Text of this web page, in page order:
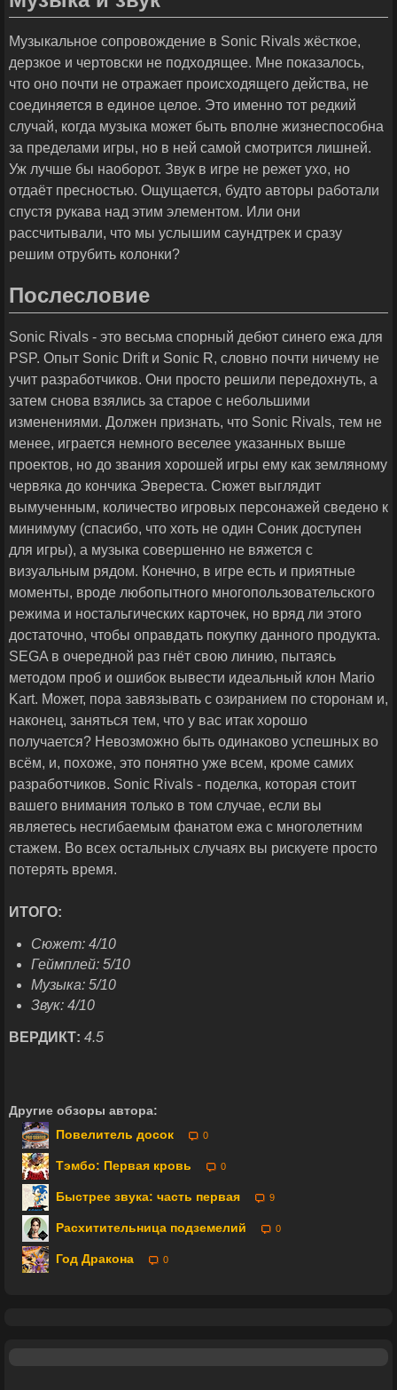
Музыкальное сопровождение в Sonic Rivals жёсткое,
дерзкое и чертовски не подходящее. Мне показалось,
что оно почти не отражает происходящего действа, не
соединяется в единое целое. Это именно тот редкий
случай, когда музыка может быть вполне жизнеспособна
за пределами игры, но в ней самой смотрится лишней.
Уж лучше бы наоборот. Звук в игре не режет ухо, но
отдаёт пресностью. Ощущается, будто авторы работали
спустя рукава над этим элементом. Или они
рассчитывали, что мы услышим саундтрек и сразу
решим отрубить колонки?
Послесловие
Sonic Rivals - это весьма спорный дебют синего ежа для
PSP. Опыт Sonic Drift и Sonic R, словно почти ничему не
учит разработчиков. Они просто решили передохнуть, а
затем снова взялись за старое с небольшими
изменениями. Должен признать, что Sonic Rivals, тем не
менее, играется немного веселее указанных выше
проектов, но до звания хорошей игры ему как земляному
червяка до кончика Эвереста. Сюжет выглядит
вымученным, количество игровых персонажей сведено к
минимуму (спасибо, что хоть не один Соник доступен
для игры), а музыка совершенно не вяжется с
визуальным рядом. Конечно, в игре есть и приятные
моменты, вроде любопытного многопользовательского
режима и ностальгических карточек, но вряд ли этого
достаточно, чтобы оправдать покупку данного продукта.
SEGA в очередной раз гнёт свою линию, пытаясь
методом проб и ошибок вывести идеальный клон Mario
Kart. Может, пора завязывать с озиранием по сторонам и,
наконец, заняться тем, что у вас итак хорошо
получается? Невозможно быть одинаково успешных во
всём, и, похоже, это понятно уже всем, кроме самих
разработчиков. Sonic Rivals - поделка, которая стоит
вашего внимания только в том случае, если вы
являетесь несгибаемым фанатом ежа с многолетним
стажем. Во всех остальных случаях вы рискуете просто
потерять время.
ИТОГО:
Сюжет: 4/10
Геймплей: 5/10
Музыка: 5/10
Звук: 4/10
ВЕРДИКТ: 4.5
Другие обзоры автора:
Повелитель досок
0
Тэмбо: Первая кровь 0
Быстрее звука: часть первая 9
Расхитительница подземелий 0
Год Дракона 0